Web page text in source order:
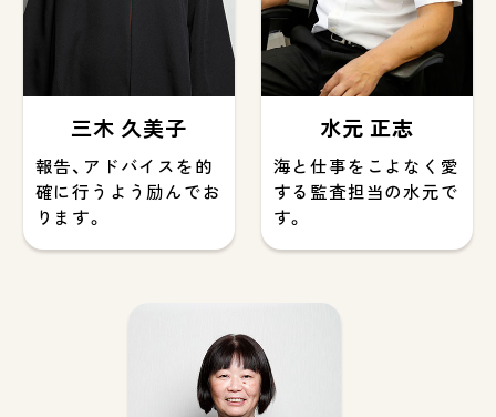
三木 久美子
報告、アドバイスを的
確に行うよう励んでお
ります。
水元 正志
海と仕事をこよなく愛
する監査担当の水元で
す。